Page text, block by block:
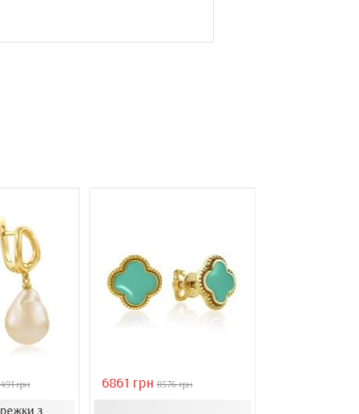
грн
з
6861 грн 8576 грн